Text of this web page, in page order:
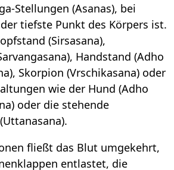
Stellungen (Asanas), bei
tiefste Punkt des Körpers ist.
(Sirsasana),
Handstand (Adho
Skorpion (Vrschikasana) oder
wie der Hund (Adho
oder die stehende
fließt das Blut umgekehrt,
entlastet, die